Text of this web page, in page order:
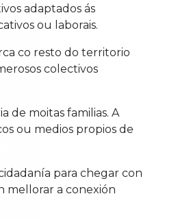
adaptados ás
ou laborais.
co resto do territorio
colectivos
de moitas familias. A
ou medios propios de
para chegar con
mellorar a conexión